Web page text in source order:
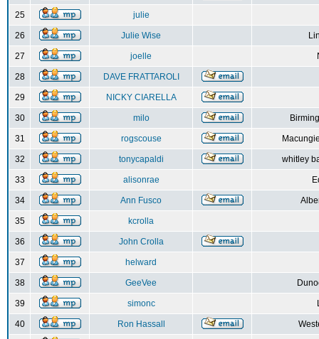
25 julie
26 Julie Wise
27 joelle
28 DAVE FRATTAROLI
29 NICKY CIARELLA
30 milo
31 rogscouse
32 tonycapaldi whitley
33 alisonrae
34 Ann Fusco
35 kcrolla
36 John Crolla
37 helward
38 GeeVee
39 simonc
40 Ron Hassall